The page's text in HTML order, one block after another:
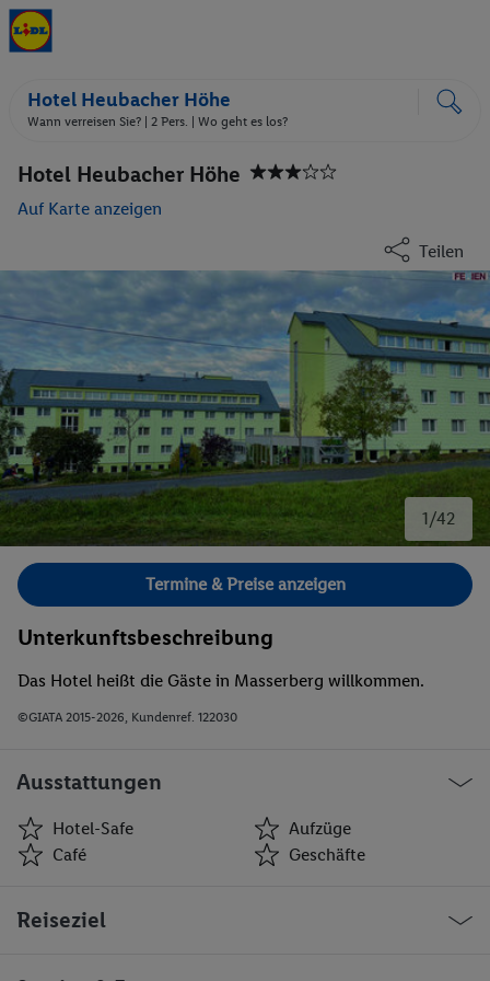
Hotel Heubacher Höhe
Wann verreisen Sie? | 2 Pers. | Wo geht es los?
Hotel Heubacher Höhe
Auf Karte anzeigen
Teilen
1/42
Bild 1 von 42.
Termine & Preise anzeigen
Unterkunftsbeschreibung
Das Hotel heißt die Gäste in Masserberg willkommen.
©GIATA 2015-2026, Kundenref. 122030
Ausstattungen
Hotel-Safe
Aufzüge
Café
Geschäfte
Café
Restaurant(s)
Reiseziel